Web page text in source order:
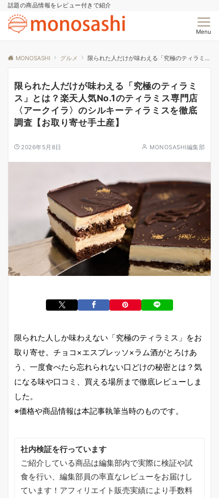
話題の商品情報をレビュー付きで紹介
Menu
MONOSASHI グルメ 限られた人だけが味わえる「究極のティラミス」とは？楽天人気No.1のティラミス専門店〈アークイラ〉のシルキーティラミスを徹底調査【お取り寄せ手土産】
限られた人だけが味わえる「究極のティラミ
ス」とは？楽天人気No.1のティラミス専門店
〈アークイラ〉のシルキーティラミスを徹底
調査【お取り寄せ手土産】
2026年5月8日 MONOSASHI編集部
限られた人しか味わえない「究極のティラミス」をお
取り寄せ。チョコ×エスプレッソ×ラム酒がとろけあ
う、一度食べたら忘れられない口どけの秘密とは？気
になる味や口コミ、買える場所まで徹底レビューしま
した。
※価格や商品情報は本記事執筆当時のものです。
社内検証を行っています
ご紹介している商品は編集部内で実際に検証や試
食を行い、編集部員の率直なレビューをお届けし
ています！アフィリエイト販売実績により手数料